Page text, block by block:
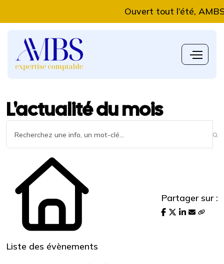
Ouvert tout l’été, AMBS
L'actualité du mois
Liste des évènements
Partager sur :